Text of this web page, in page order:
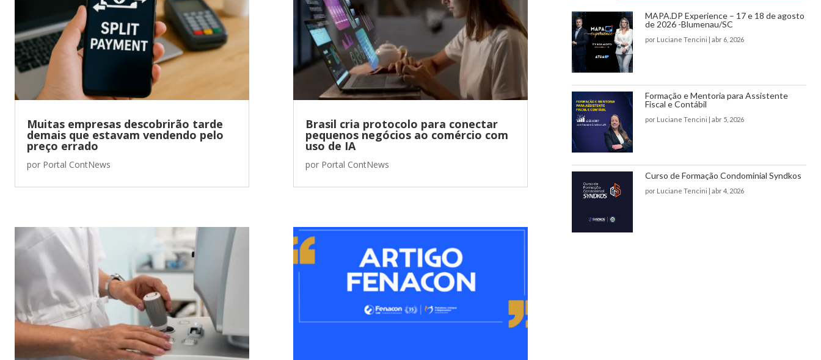
Muitas empresas descobrirão tarde
demais que estavam vendendo pelo
preço errado
por Portal ContNews
Brasil cria protocolo para conectar
pequenos negócios ao comércio com
uso de IA
por Portal ContNews
MAPA.DP Experience – 17 e 18 de agosto
de 2026 -Blumenau/SC
por Luciane Tencini | abr 6, 2026
Formação e Mentoria para Assistente
Fiscal e Contábil
por Luciane Tencini | abr 5, 2026
Curso de Formação Condominial Syndkos
por Luciane Tencini | abr 4, 2026